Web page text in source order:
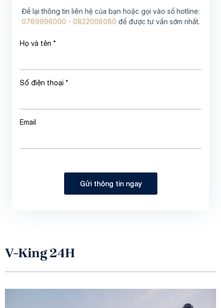
Để lại thông tin liên hệ của bạn hoặc gọi vào số hotline:
0789996000 - 0822008080 để được tư vấn sớm nhất.
Họ và tên *
Số điện thoại *
Email
Gửi thông tin ngay
V-King 24H